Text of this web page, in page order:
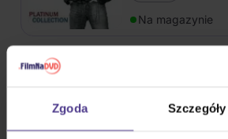
Zgoda Szczegóły
Na magazynie
4CD